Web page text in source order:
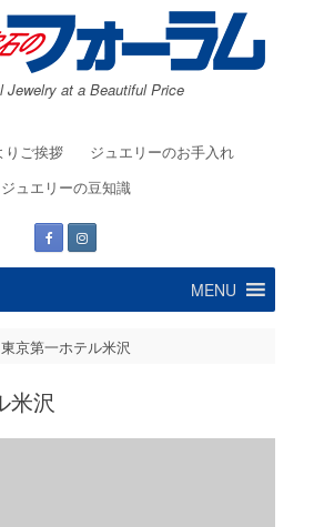
Jewelry at a Beautiful Price
りご挨拶
ジュエリーのお手入れ
ジュエリーの豆知識
MENU
東京第一ホテル米沢
米沢